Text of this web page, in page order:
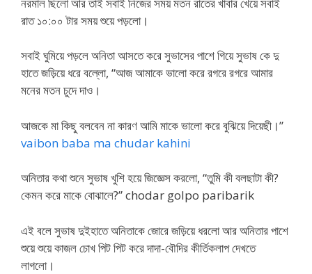
রাত ১০:০০ টার সময় শুয়ে পড়লো।
সবাই ঘুমিয়ে পড়লে অনিতা আসতে করে সুভাসের পাশে গিয়ে সুভাষ কে দু
হাতে জড়িয়ে ধরে বল্লো, “আজ আমাকে ভালো করে রগরে রগরে আমার
মনের মতন চুদে দাও।
আজকে মা কিছু বলবেন না কারণ আমি মাকে ভালো করে বুঝিয়ে দিয়েছী।”
vaibon baba ma chudar kahini
অনিতার কথা শুনে সুভাষ খুশি হয়ে জিজ্ঞেস করলো, “তুমি কী বলছাটা কী?
কেমন করে মাকে বোঝালে?” chodar golpo paribarik
এই বলে সুভাষ দুইহাতে অনিতাকে জোরে জড়িয়ে ধরলো আর অনিতার পাশে
শুয়ে শুয়ে কাজল চোখ পিট পিট করে দাদা-বৌদির কীর্তিকলাপ দেখতে
লাগলো।